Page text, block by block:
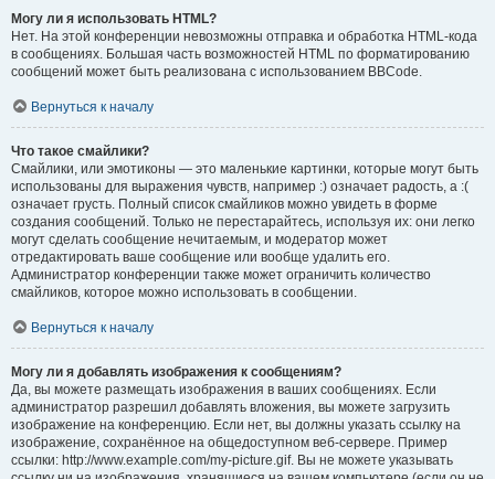
Могу ли я использовать HTML?
Нет. На этой конференции невозможны отправка и обработка HTML-кода
в сообщениях. Большая часть возможностей HTML по форматированию
сообщений может быть реализована с использованием BBCode.
Вернуться к началу
Что такое смайлики?
Смайлики, или эмотиконы — это маленькие картинки, которые могут быть
использованы для выражения чувств, например :) означает радость, а :(
означает грусть. Полный список смайликов можно увидеть в форме
создания сообщений. Только не перестарайтесь, используя их: они легко
могут сделать сообщение нечитаемым, и модератор может
отредактировать ваше сообщение или вообще удалить его.
Администратор конференции также может ограничить количество
смайликов, которое можно использовать в сообщении.
Вернуться к началу
Могу ли я добавлять изображения к сообщениям?
Да, вы можете размещать изображения в ваших сообщениях. Если
администратор разрешил добавлять вложения, вы можете загрузить
изображение на конференцию. Если нет, вы должны указать ссылку на
изображение, сохранённое на общедоступном веб-сервере. Пример
ссылки: http://www.example.com/my-picture.gif. Вы не можете указывать